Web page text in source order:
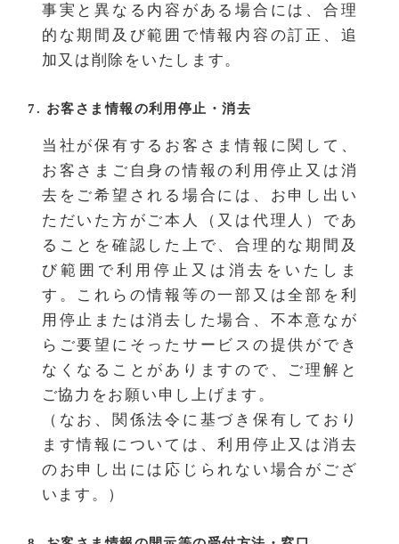
事実と異なる内容がある場合には、合理
的な期間及び範囲で情報内容の訂正、追
加又は削除をいたします。
7. お客さま情報の利用停止・消去
当社が保有するお客さま情報に関して、
お客さまご自身の情報の利用停止又は消
去をご希望される場合には、お申し出い
ただいた方がご本人（又は代理人）であ
ることを確認した上で、合理的な期間及
び範囲で利用停止又は消去をいたしま
す。これらの情報等の一部又は全部を利
用停止または消去した場合、不本意なが
らご要望にそったサービスの提供ができ
なくなることがありますので、ご理解と
ご協力をお願い申し上げます。
（なお、関係法令に基づき保有しており
ます情報については、利用停止又は消去
のお申し出には応じられない場合がござ
います。）